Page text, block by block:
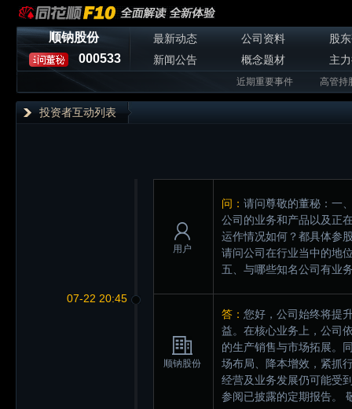
顺钠股份
000533
最新动态 公司资料
股
新闻公告
概念题材 主
近期重要事件 高管持
投资者互动列表
07-22 20:45
用户
问： 请问尊敬的董秘：一
公司的业务和产品以及正
运作情况如何？都具体参
请问公司在行业当中的地
五、与哪些知名公司有业
顺钠股份
答： 您好，公司始终将提
益。在核心业务上，公司
的生产销售与市场拓展。
场布局、降本增效，紧抓
经营及业务发展仍可能受
参阅已披露的定期报告。